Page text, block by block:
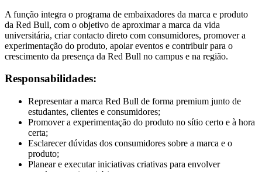
A função integra o programa de embaixadores da marca e produto
da Red Bull, com o objetivo de aproximar a marca da vida
universitária, criar contacto direto com consumidores, promover a
experimentação do produto, apoiar eventos e contribuir para o
crescimento da presença da Red Bull no campus e na região.
Responsabilidades:
Representar a marca Red Bull de forma premium junto de
estudantes, clientes e consumidores;
Promover a experimentação do produto no sítio certo e à hora
certa;
Esclarecer dúvidas dos consumidores sobre a marca e o
produto;
Planear e executar iniciativas criativas para envolver